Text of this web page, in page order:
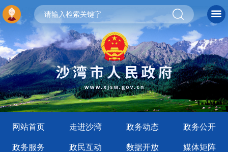
网站首页 走进沙湾 政务动态 政务公开
政务服务 政民互动 数据开放 媒体矩阵